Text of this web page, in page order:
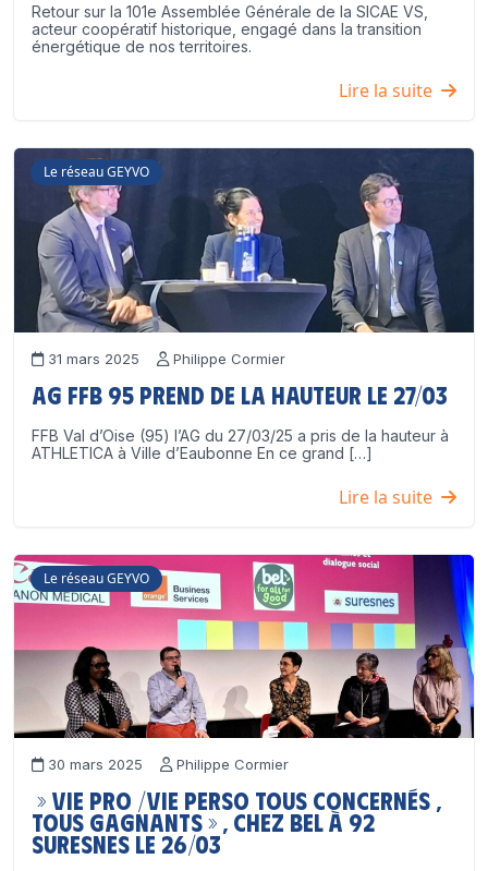
Retour sur la 101e Assemblée Générale de la SICAE VS,
acteur coopératif historique, engagé dans la transition
énergétique de nos territoires.
Lire la suite
Le réseau GEYVO
31 mars 2025 Philippe Cormier
AG FFB 95 prend de la hauteur le 27/03
FFB Val d’Oise (95) l’AG du 27/03/25 a pris de la hauteur à
ATHLETICA à Ville d’Eaubonne En ce grand […]
Lire la suite
Le réseau GEYVO
30 mars 2025 Philippe Cormier
» VIE PRO /VIE PERSO tous concernés ,
tous gagnants » , chez BEL à 92
SURESNES LE 26/03